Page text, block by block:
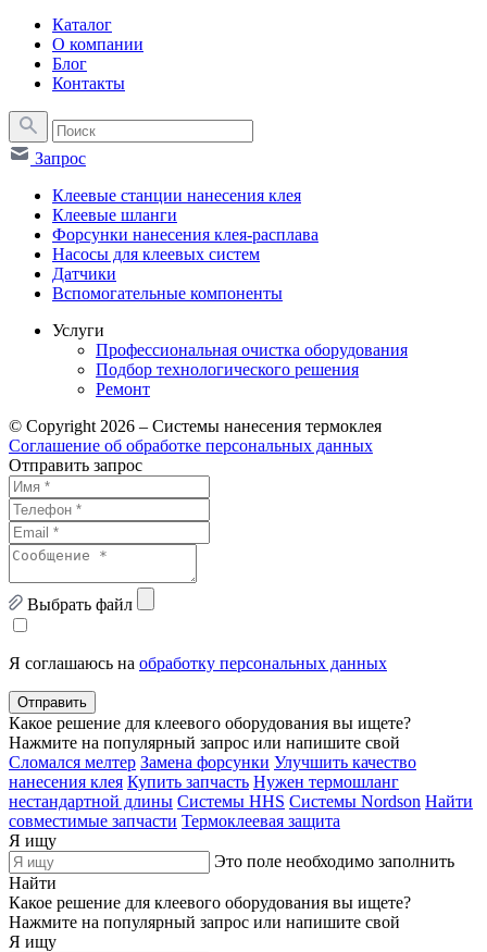
Каталог
О компании
Блог
Контакты
Запрос
Клеевые станции нанесения клея
Клеевые шланги
Форсунки нанесения клея-расплава
Насосы для клеевых систем
Датчики
Вспомогательные компоненты
Услуги
Профессиональная очистка оборудования
Подбор технологического решения
Ремонт
© Copyright 2026 – Системы нанесения термоклея
Соглашение об обработке персональных данных
Отправить запрос
Выбрать файл
Я соглашаюсь на обработку персональных данных
Отправить
Какое решение для клеевого оборудования вы ищете?
Нажмите на популярный запрос или напишите свой
Сломался мелтер Замена форсунки Улучшить качество
нанесения клея Купить запчасть Нужен термошланг
нестандартной длины Системы HHS Системы Nordson Найти
совместимые запчасти Термоклеевая защита
Я ищу
Это поле необходимо заполнить
Найти
Какое решение для клеевого оборудования вы ищете?
Нажмите на популярный запрос или напишите свой
Я ищу